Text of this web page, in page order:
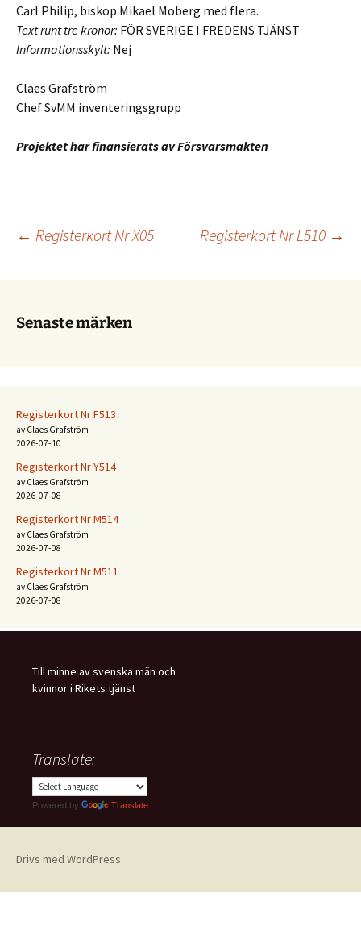
Carl Philip, biskop Mikael Moberg med flera.
Text runt tre kronor: FÖR SVERIGE I FREDENS TJÄNST
Informationsskylt: Nej
Claes Grafström
Chef SvMM inventeringsgrupp
Projektet har finansierats av Försvarsmakten
Inläggsnavigering
← Registerkort Nr X05 Registerkort Nr L510 →
Senaste märken
Registerkort Nr F513
av Claes Grafström
2026-07-10
Registerkort Nr Y514
av Claes Grafström
2026-07-08
Registerkort Nr M514
av Claes Grafström
2026-07-08
Registerkort Nr M511
av Claes Grafström
2026-07-08
Till minne av svenska män och
kvinnor i Rikets tjänst
Translate:
Powered by Translate
Drivs med WordPress